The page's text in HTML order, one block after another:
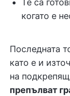
Те са
когато е
Последната
като е и
на
препълват